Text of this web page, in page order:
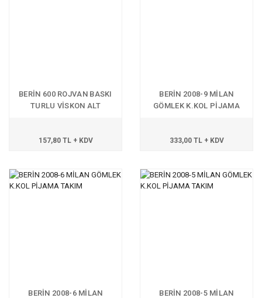
BERİN 600 ROJVAN BASKI
TURLU VİSKON ALT
157,80 TL + KDV
BERİN 2008-9 MİLAN
GÖMLEK K.KOL PİJAMA
333,00 TL + KDV
BERİN 2008-6 MİLAN
BERİN 2008-5 MİLAN